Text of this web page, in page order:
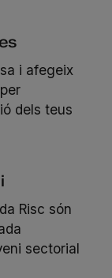
i afegeix
dels teus
Risc són
sectorial